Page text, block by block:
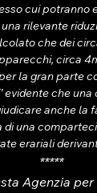
cui potranno
rilevante
che dei
circa
la gran parte
evidente che
anche la
una
erariali
*****
Agenzia per